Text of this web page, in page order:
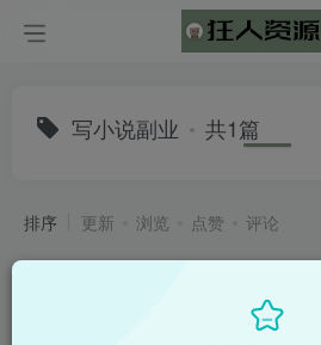
写小说副业 共1篇
排序 更新 浏览 点赞 评论